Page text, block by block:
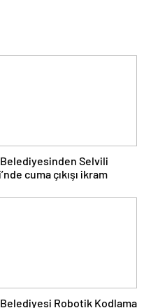
Selvili
cuma çıkışı ikram
Robotik Kodlama